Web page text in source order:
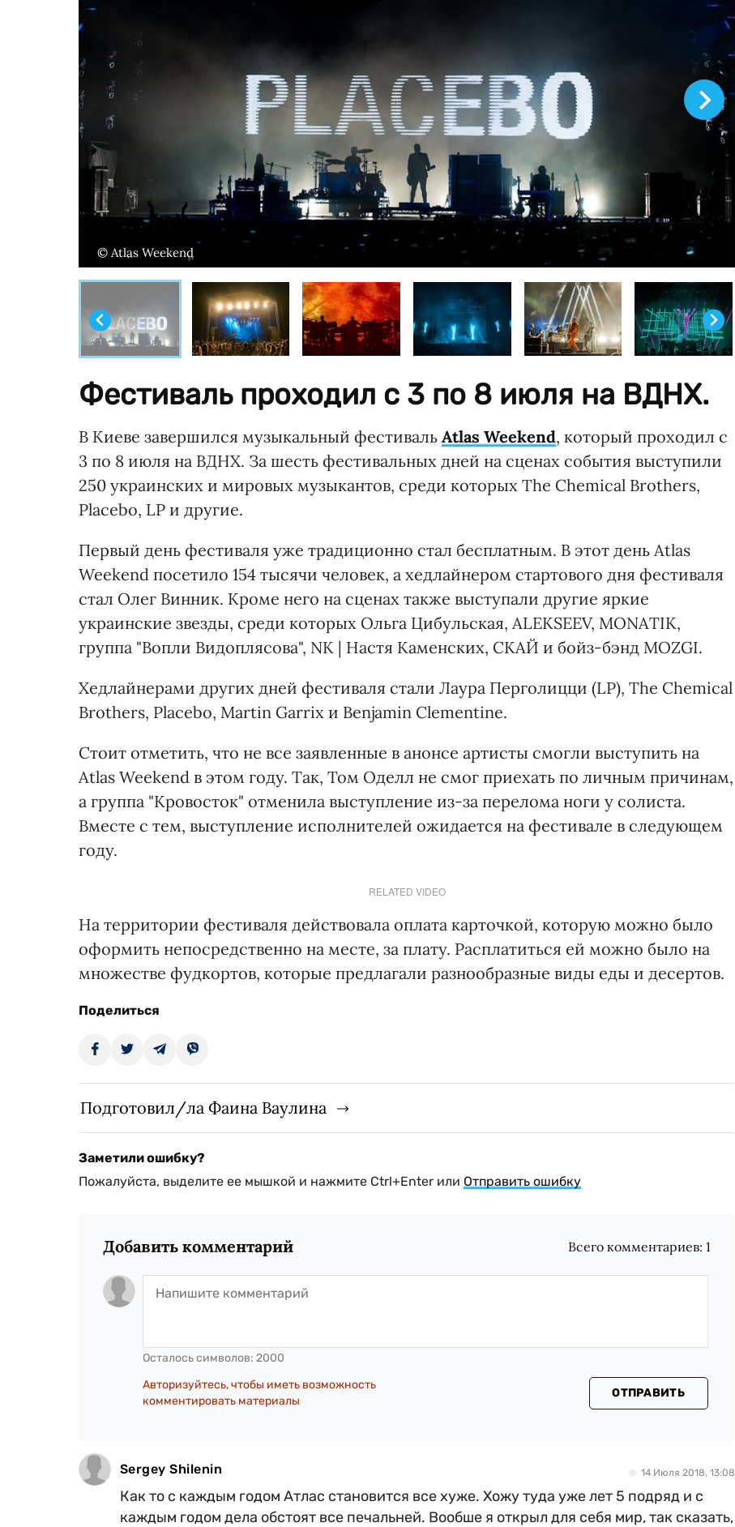
© Atlas Weekend
Фестиваль проходил с 3 по 8 июля на ВДНХ.
В Киеве завершился музыкальный фестиваль Atlas Weekend, который проходил с
3 по 8 июля на ВДНХ. За шесть фестивальных дней на сценах события выступили
250 украинских и мировых музыкантов, среди которых The Chemical Brothers,
Placеbo, LP и другие.
Первый день фестиваля уже традиционно стал бесплатным. В этот день Atlas
Weekend посетило 154 тысячи человек, а хедлайнером стартового дня фестиваля
стал Олег Винник. Кроме него на сценах также выступали другие яркие
украинские звезды, среди которых Ольга Цибульская, ALEKSEEV, MONATIK,
группа "Вопли Видоплясова", NK | Настя Каменских, СКАЙ и бойз-бэнд MOZGI.
Хедлайнерами других дней фестиваля стали Лаура Перголицци (LP), The Chemical
Brothers, Placebo, Martin Garrix и Benjamin Clementine.
Стоит отметить, что не все заявленные в анонсе артисты смогли выступить на
Atlas Weekend в этом году. Так, Том Оделл не смог приехать по личным причинам,
а группа "Кровосток" отменила выступление из-за перелома ноги у солиста.
Вместе с тем, выступление исполнителей ожидается на фестивале в следующем
году.
RELATED VIDEO
На территории фестиваля действовала оплата карточкой, которую можно было
оформить непосредственно на месте, за плату. Расплатиться ей можно было на
множестве фудкортов, которые предлагали разнообразные виды еды и десертов.
Поделиться
Подготовил/ла Фаина Ваулина
Заметили ошибку?
Пожалуйста, выделите ее мышкой и нажмите Ctrl+Enter или Отправить ошибку
Добавить комментарий Всего комментариев:1
Осталось символов: 2000
Авторизуйтесь, чтобы иметь возможность
комментировать материалы
ОТПРАВИТЬ
Sergey Shilenin 14 Июля 2018, 13:08
Как то с каждым годом Атлас становится все хуже. Хожу туда уже лет 5 подряд и с
каждым годом дела обстоят все печальней. Вообше я открыл для себя мир, так сказать,